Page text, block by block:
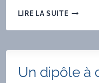
LIRE LA SUITELE
Un dipôle à